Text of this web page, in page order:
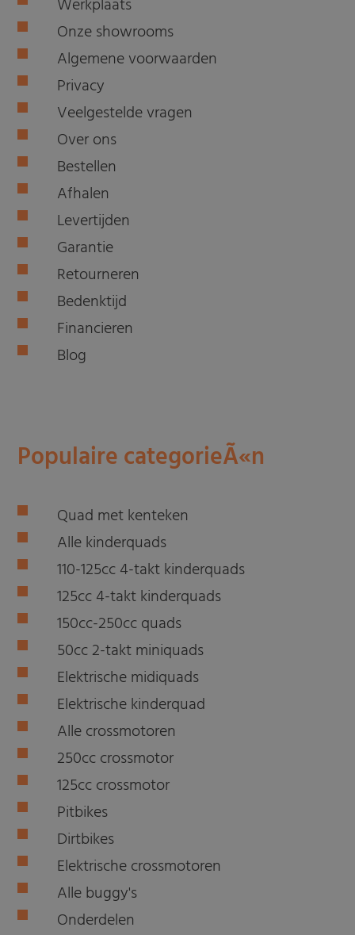
Werkplaats
Onze showrooms
Algemene voorwaarden
Privacy
Veelgestelde vragen
Over ons
Bestellen
Afhalen
Levertijden
Garantie
Retourneren
Bedenktijd
Financieren
Blog
Populaire categorieÃ«n
Quad met kenteken
Alle kinderquads
110-125cc 4-takt kinderquads
125cc 4-takt kinderquads
150cc-250cc quads
50cc 2-takt miniquads
Elektrische midiquads
Elektrische kinderquad
Alle crossmotoren
250cc crossmotor
125cc crossmotor
Pitbikes
Dirtbikes
Elektrische crossmotoren
Alle buggy's
Onderdelen